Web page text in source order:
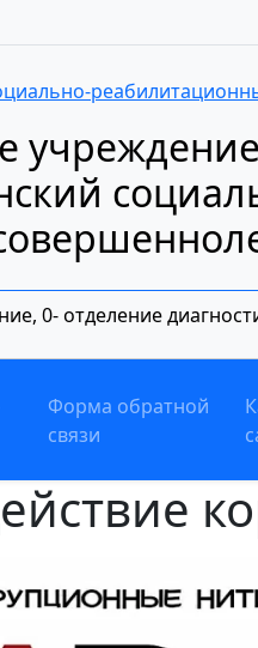
0- отделение
Форма обратной
связи